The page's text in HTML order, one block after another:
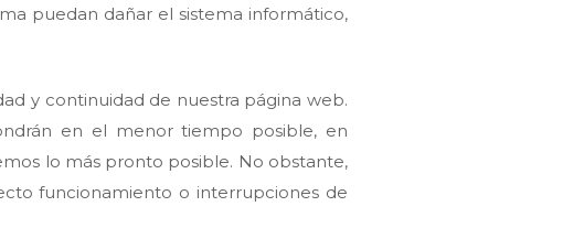
puedan dañar el sistema informático,
y continuidad de nuestra página web.
en el menor tiempo posible, en
lo más pronto posible. No obstante,
funcionamiento o interrupciones de